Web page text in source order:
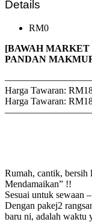
Details
RM0
[BAWAH
PANDAN
Harga Tawaran:
Harga Tawaran:
Rumah, cantik,
Mendamaikan” !!
Sesuai untuk sewaan
Dengan pakej2
baru ni, adalah waktu